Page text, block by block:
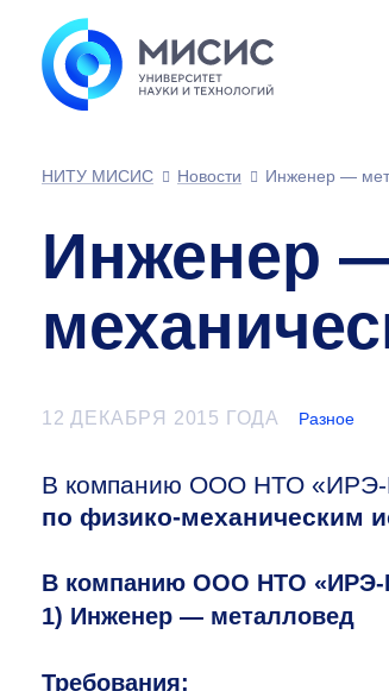
НИТУ МИСИС
Новости Инженер —
Инженер
12 ДЕКАБРЯ 2015 ГОДА Разное
В компанию ООО НТО «ИРЭ-
по физико-механическим
В компанию ООО НТО
1) Инженер — металловед
Требования: